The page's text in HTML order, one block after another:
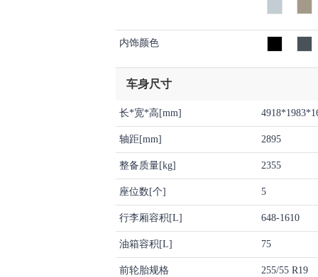
内饰颜色
车身尺寸
长*宽*高[mm]
轴距[mm] 2895
整备质量[kg] 2355
座位数[个] 5
行李厢容积[L] 648-1610
油箱容积[L] 75
前轮胎规格 255/55 R19